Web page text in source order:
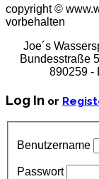
copyright ©
vorbehalten
Joe´s
Bundesstraße
890259 -
Log In or
Benutzername
Passwort